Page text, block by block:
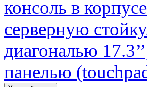
консоль в
серверную
диагональю
панелью